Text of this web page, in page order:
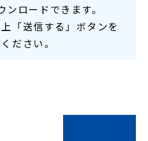
ロードできます。
「送信する」ボタンを
ださい。